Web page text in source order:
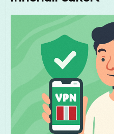
Svenska